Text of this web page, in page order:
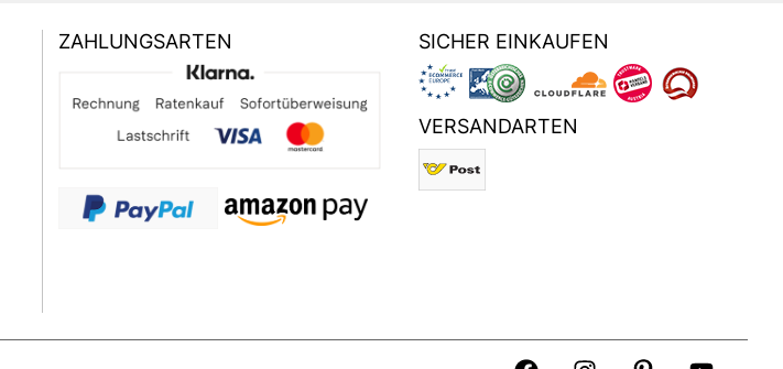
ZAHLUNGSARTEN SICHER EINKAUFEN
VERSANDARTEN